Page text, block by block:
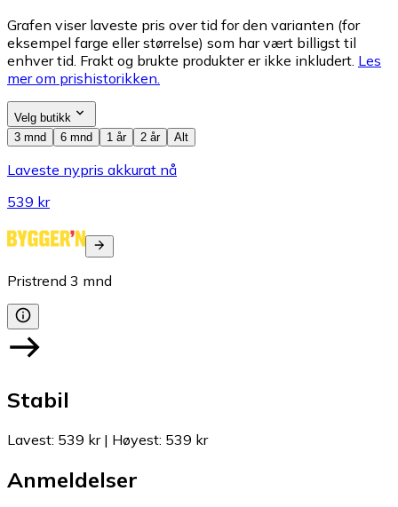
Grafen viser laveste pris over tid for den varianten (for
eksempel farge eller størrelse) som har vært billigst til
enhver tid. Frakt og brukte produkter er ikke inkludert. Les
mer om prishistorikken.
Velg butikk
3 mnd
6 mnd 1 år 2 år Alt
Laveste nypris akkurat nå
539 kr
Pristrend 3 mnd
Stabil
Lavest: 539 kr| Høyest: 539 kr
Anmeldelser